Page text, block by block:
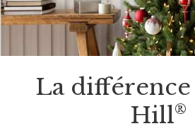
La différence
Hill®